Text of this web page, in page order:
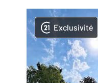
Exclusivité